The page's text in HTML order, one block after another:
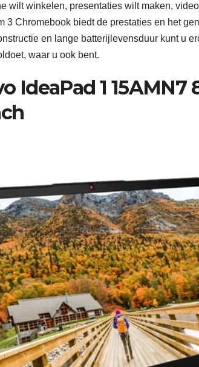
wilt winkelen, presentaties wilt maken,
3 Chromebook biedt de prestaties en het
en lange batterijlevensduur kunt u
waar u ook bent.
IdeaPad 1 15AMN7